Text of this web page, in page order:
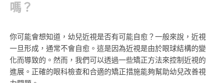
嗎？
你可能會想知道，幼兒近視是否有可能自愈？一般來說，近視
一旦形成，通常不會自愈。這是因為近視是由於眼球結構的變
化而導致的。然而，我們可以透過一些矯正方法來控制近視的
進展。正確的眼科檢查和合適的矯正措施能夠幫助幼兒改善視